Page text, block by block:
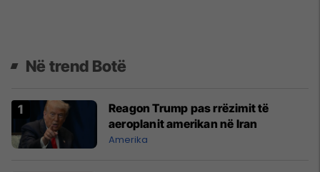
Në trend Botë
Reagon Trump pas rrëzimit të
aeroplanit amerikan në Iran
Amerika